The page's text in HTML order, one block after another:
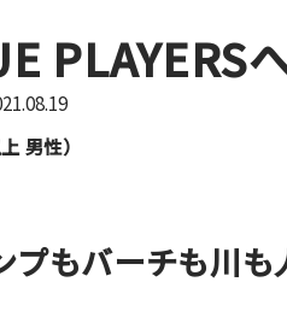
PLAYERS
男性）
プもバーチも川